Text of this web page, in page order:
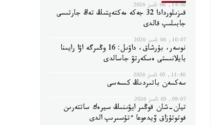
14:56, 06 تامىز 2026
قىزىلوردادا 32 جەكە مەكتەپتىڭ تەڭ جارتىسى
جابىلىپ قالدى
10:07, 06 تامىز 2026
نوسەر، بۇرشاق، داۋىل: 16 وڭىرگە اۋا رايىنا
بايلانىستى ەسكەرتۋ جاسالدى
11:40, 05 تامىز 2026
سەكسەن باتىردىڭ كىسەسى
09:07, 05 تامىز 2026
تيان-شان قوڭىر ايۋىنىڭ سيرەك ساتتەرىن
فوتوتۇزاق ۆيدەوعا ءتۇسىرىپ الدى